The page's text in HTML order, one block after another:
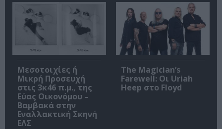
Μεσοτοιχίες ή
Μικρή Προσευχή
στις 3κ46 π.μ., της
Εύας Οικονόμου –
Βαμβακά στην
Εναλλακτική Σκηνή
ΕΛΣ
The Magician’s
Farewell: Οι Uriah
Heep στο Floyd